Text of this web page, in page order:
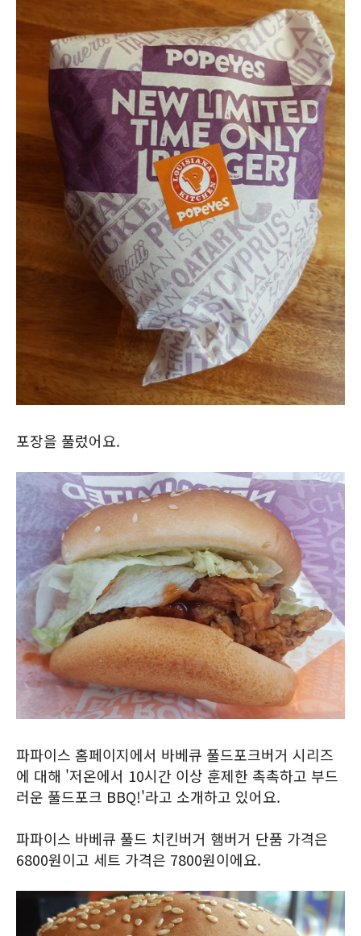
포장을 풀렀어요.
파파이스 홈페이지에서 바베큐 풀드포크버거 시리즈
에 대해 '저온에서 10시간 이상 훈제한 촉촉하고 부드
러운 풀드포크 BBQ!'라고 소개하고 있어요.
파파이스 바베큐 풀드 치킨버거 햄버거 단품 가격은
6800원이고 세트 가격은 7800원이에요.